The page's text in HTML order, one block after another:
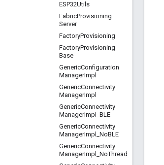
ESP32Utils
FabricProvisioning
Server
FactoryProvisioning
FactoryProvisioning
Base
GenericConfiguration
ManagerImpl
GenericConnectivity
ManagerImpl
GenericConnectivity
ManagerImpl
BLE
GenericConnectivity
ManagerImpl NoBLE
GenericConnectivity
ManagerImpl NoThread